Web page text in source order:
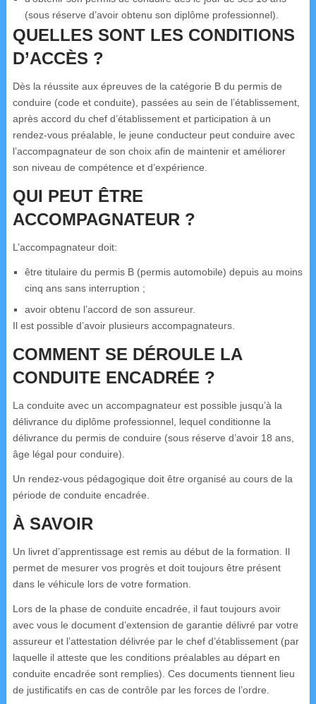
(sous réserve d’avoir obtenu son diplôme professionnel).
QUELLES SONT LES CONDITIONS
D’ACCÈS ?
Dès la réussite aux épreuves de la catégorie B du permis de
conduire (code et conduite), passées au sein de l’établissement,
après accord du chef d’établissement et participation à un
rendez-vous préalable, le jeune conducteur peut conduire avec
l’accompagnateur de son choix afin de maintenir et améliorer
son niveau de compétence et d’expérience.
QUI PEUT ÊTRE
ACCOMPAGNATEUR ?
L’accompagnateur doit:
être titulaire du permis B (permis automobile) depuis au moins
cinq ans sans interruption ;
avoir obtenu l’accord de son assureur.
Il est possible d’avoir plusieurs accompagnateurs.
COMMENT SE DÉROULE LA
CONDUITE ENCADRÉE ?
La conduite avec un accompagnateur est possible jusqu’à la
délivrance du diplôme professionnel, lequel conditionne la
délivrance du permis de conduire (sous réserve d’avoir 18 ans,
âge légal pour conduire).
Un rendez-vous pédagogique doit être organisé au cours de la
période de conduite encadrée.
À SAVOIR
Un livret d’apprentissage est remis au début de la formation. Il
permet de mesurer vos progrès et doit toujours être présent
dans le véhicule lors de votre formation.
Lors de la phase de conduite encadrée, il faut toujours avoir
avec vous le document d’extension de garantie délivré par votre
assureur et l’attestation délivrée par le chef d’établissement (par
laquelle il atteste que les conditions préalables au départ en
conduite encadrée sont remplies). Ces documents tiennent lieu
de justificatifs en cas de contrôle par les forces de l’ordre.